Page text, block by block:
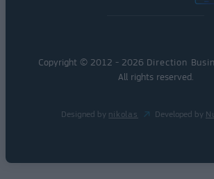
Copyright © 2012 - 2026 Direction
All rights reserved.
Designed by nikolas Developed by